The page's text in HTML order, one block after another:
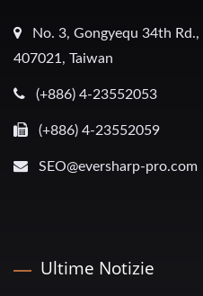
No. 3, Gongyequ 34th
407021, Taiwan
(+886) 4-23552053
(+886) 4-23552059
SEO@eversharp-pro.com
Ultime Notizie